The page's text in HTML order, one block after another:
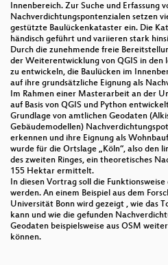
Innenbereich. Zur Suche und Erfassung
Nachverdichtungspontenzialen setzen
gestützte Baulückenkataster ein. Die
händisch geführt und variieren stark
Durch die zunehmende freie
der Weiterentwicklung von QGIS in den
zu entwickeln, die Baulücken im
auf ihre grundsätzliche Eignung als
Im Rahmen einer Masterarbeit an der
auf Basis von QGIS und Python
Grundlage von amtlichen Geodaten
Gebäudemodellen)
erkennen und ihre Eignung als
wurde für die Ortslage „Köln“, also den
des zweiten Ringes, ein theoretisches
155 Hektar ermittelt.
In diesen Vortrag soll die
werden. An einem Beispiel aus dem
Universität Bonn wird gezeigt , wie das
kann und wie die gefunden
Geodaten beispielsweise aus OSM
können.